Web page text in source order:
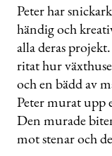
Peter har
händig och
alla deras
ritat hur
och en bädd av
Peter murat upp
Den murade
mot stenar och